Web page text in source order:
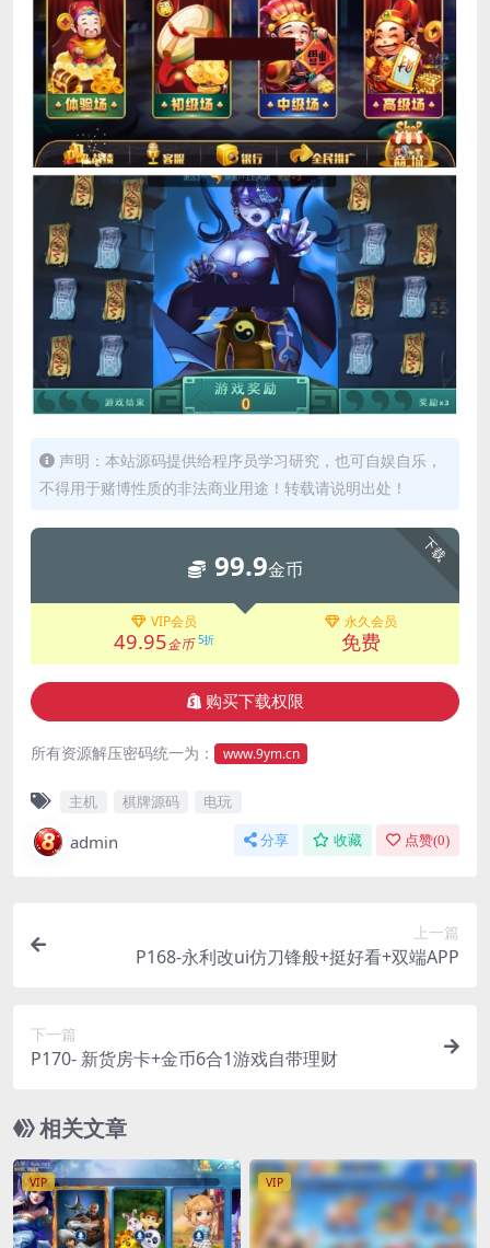
声明：本站源码提供给程序员学习研究，也可自娱自乐，
不得用于赌博性质的非法商业用途！转载请说明出处！
下载
99.9金币
VIP会员
49.95金币 5折
永久会员
免费
购买下载权限
所有资源解压密码统一为： www.9ym.cn
主机 棋牌源码 电玩
admin 分享 收藏 点赞(0)
上一篇
P168-永利改ui仿刀锋般+挺好看+双端APP
下一篇
P170- 新货房卡+金币6合1游戏自带理财
相关文章
VIP VIP